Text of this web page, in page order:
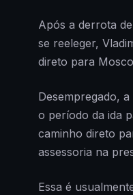
Após a derrota
se reeleger,
direto para
Desempregado,
o período da ida
caminho direto
assessoria na
Essa é